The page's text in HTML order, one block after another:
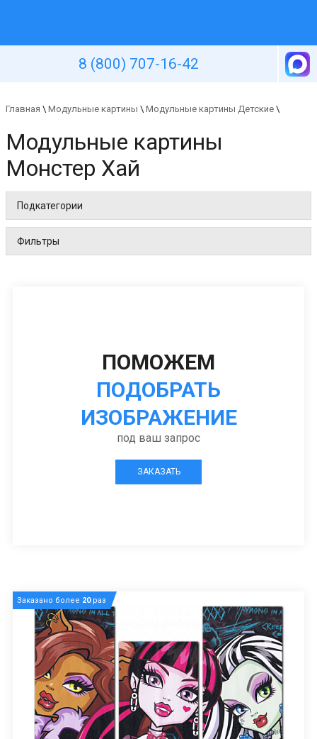
8 (800) 707-16-42
Главная \ Модульные картины \ Модульные картины Детские \
Модульные картины
Монстер Хай
Подкатегории
Фильтры
ПОМОЖЕМ
ПОДОБРАТЬ
ИЗОБРАЖЕНИЕ
под ваш запрос
ЗАКАЗАТЬ
Заказано более 20раз